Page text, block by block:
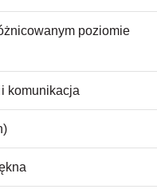
poziomie
komunikacja